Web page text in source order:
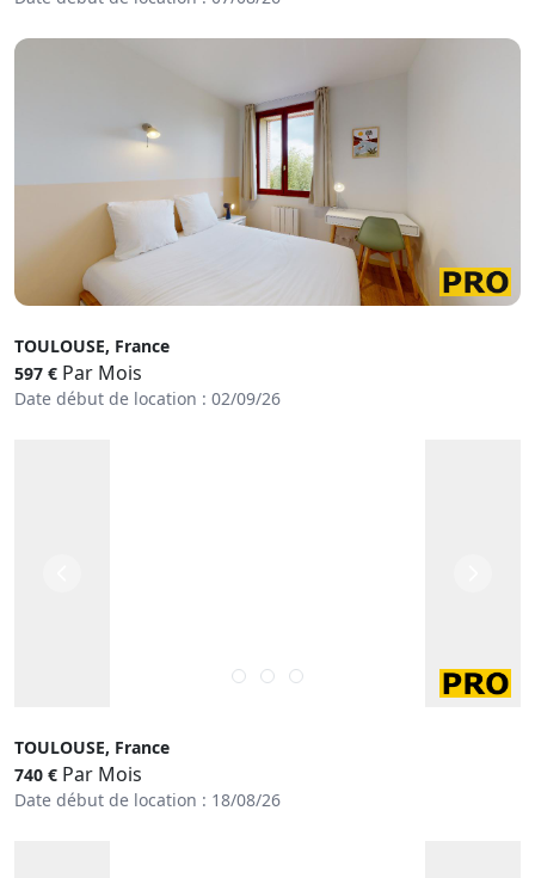
TOULOUSE, France
597 € Par Mois
Date début de location : 02/09/26
TOULOUSE, France
740 € Par Mois
Date début de location : 18/08/26